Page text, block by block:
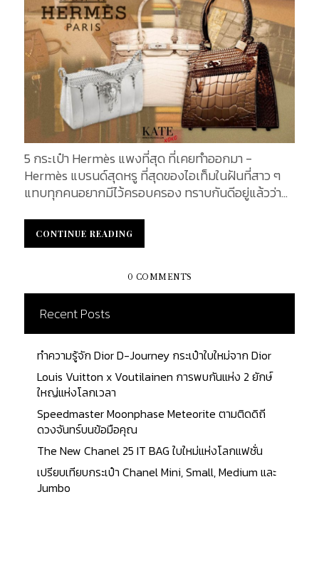
5 กระเป๋า Hermès แพงที่สุด ที่เคยทำออกมา -
Hermès แบรนด์สุดหรู ที่สุดของไอเท็มในฝันที่สาว ๆ
แทบทุกคนอยากมีไว้ครอบครอง ทราบกันดีอยู่แล้วว่า
บ่งบอกฐานะและไลฟ์สไตล์ของผู้เป็นเจ้าของ ทำให้
กระเป๋าจากแบรนด์นี้ เป็นที่นิยมและโด่งดังที่สุด...
CONTINUE READING
CONTINUE READING
0 COMMENTS
Recent Posts
ทำความรู้จัก Dior D-Journey กระเป๋าใบใหม่จาก Dior
Louis Vuitton x Voutilainen การพบกันแห่ง 2 ยักษ์
ใหญ่แห่งโลกเวลา
Speedmaster Moonphase Meteorite ตามติดดิถี
ดวงจันทร์บนข้อมือคุณ
The New Chanel 25 IT BAG ใบใหม่แห่งโลกแฟชั่น
เปรียบเทียบกระเป๋า Chanel Mini, Small, Medium และ
Jumbo